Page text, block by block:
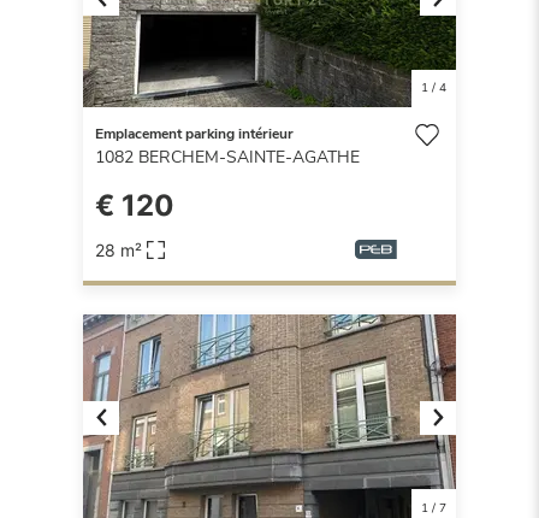
Previous Next
1/ 4
Emplacement parking intérieur
1082 BERCHEM-SAINTE-AGATHE
€ 120
28 m²
Previous Next
1/ 7